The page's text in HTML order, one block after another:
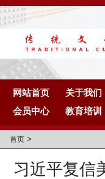
网站首页 关于我们
会员中心
教育培训
首页 >
习近平复信